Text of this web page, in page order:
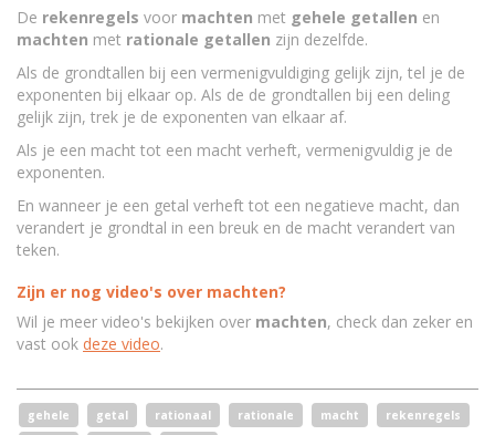
De rekenregels voor machten met gehele getallen en
machten met rationale getallen zijn dezelfde.
Als de grondtallen bij een vermenigvuldiging gelijk zijn, tel je de
exponenten bij elkaar op. Als de de grondtallen bij een deling
gelijk zijn, trek je de exponenten van elkaar af.
Als je een macht tot een macht verheft, vermenigvuldig je de
exponenten.
En wanneer je een getal verheft tot een negatieve macht, dan
verandert je grondtal in een breuk en de macht verandert van
teken.
Zijn er nog video's over machten?
Wil je meer video's bekijken over machten, check dan zeker en
vast ook deze video.
gehele getal rationaal rationale macht
rekenregels